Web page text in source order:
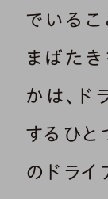
でいるこ
まばた
かは、ド
するひと
のドラ